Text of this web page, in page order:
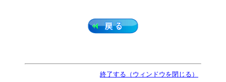
終了する（ウィンドウを閉じる）